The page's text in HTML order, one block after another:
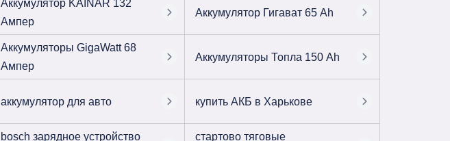
Аккумулятор KAINAR 132
Ампер
Аккумулятор Гигават 65 Ah
Аккумуляторы GigaWatt 68
Ампер
Аккумуляторы Топла 150 Ah
аккумулятор для авто купить АКБ в Харькове
bosch зарядное устройство стартово тяговые